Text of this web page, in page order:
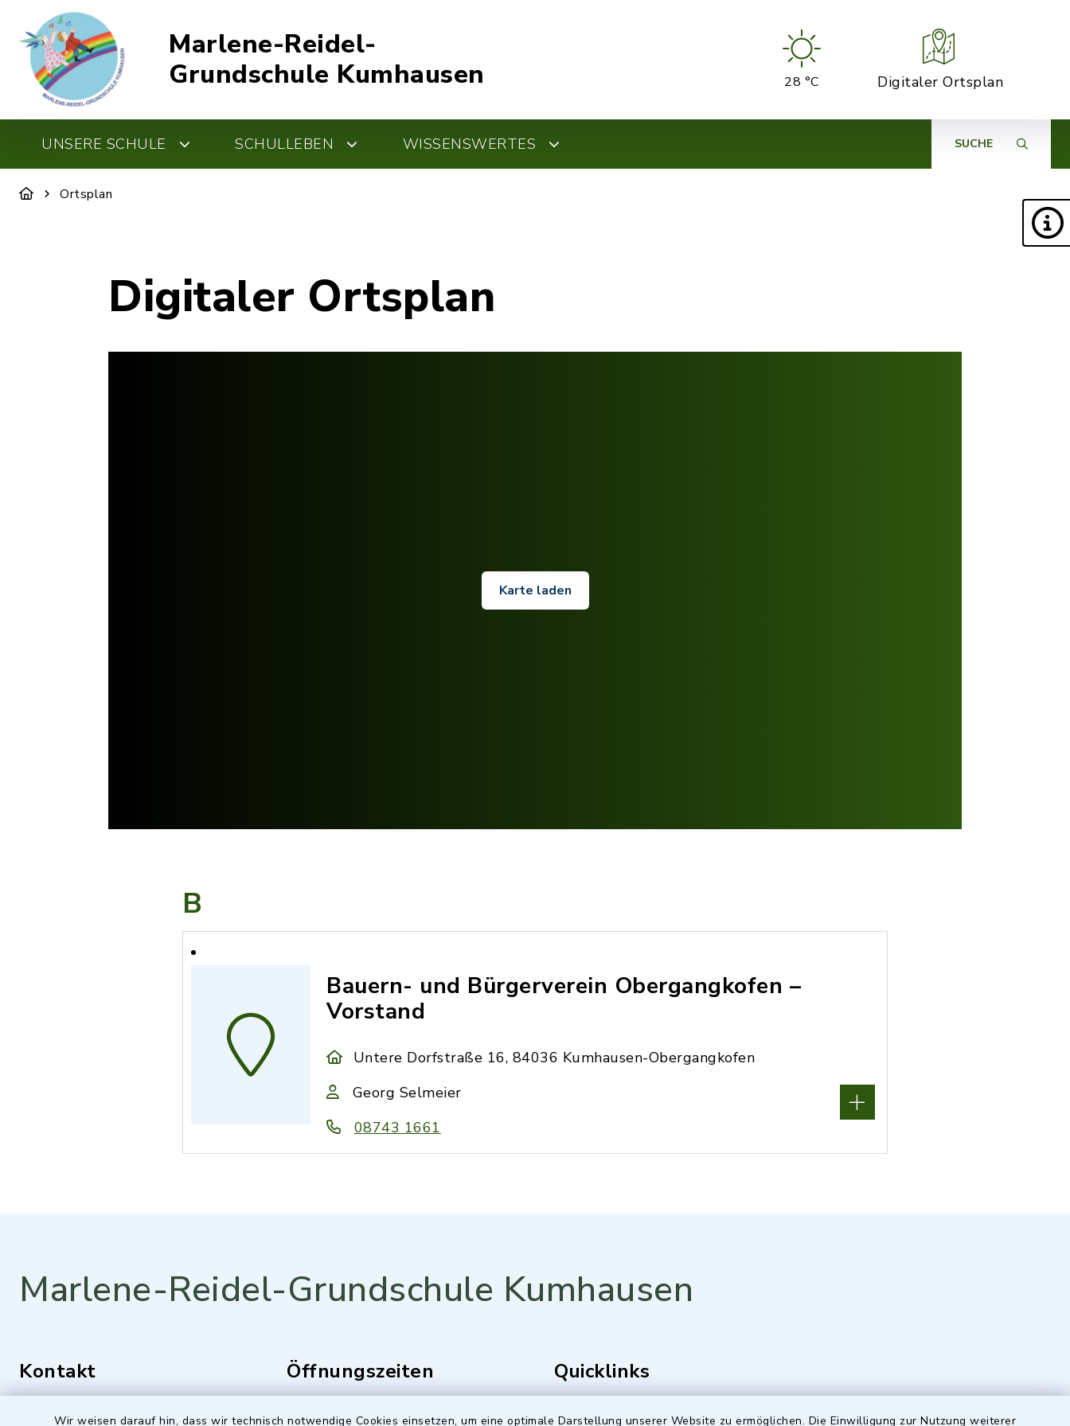
Wir weisen darauf hin, dass wir technisch notwendige Cookies einsetzen, um eine optimale Darstellung unserer Website zu ermöglichen. Die Einwilligung zur Nutzung weiterer
Marlene-Reidel-
Grundschule Kumhausen
28 °C Digitaler Ortsplan
UNSERE SCHULE SCHULLEBEN WISSENSWERTES SUCHE
Ortsplan
Digitaler Ortsplan
Karte laden
B
Bauern- und Bürgerverein Obergangkofen –
Vorstand
Untere Dorfstraße 16, 84036 Kumhausen-Obergangkofen
Georg Selmeier
08743 1661
Marlene-Reidel-Grundschule Kumhausen
Kontakt
Mozartstraße 1
Öffnungszeiten Quicklinks